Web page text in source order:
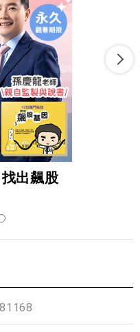
出飆股